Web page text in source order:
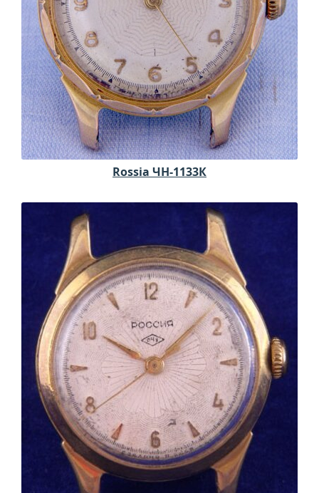
Rossia ЧН-1133К